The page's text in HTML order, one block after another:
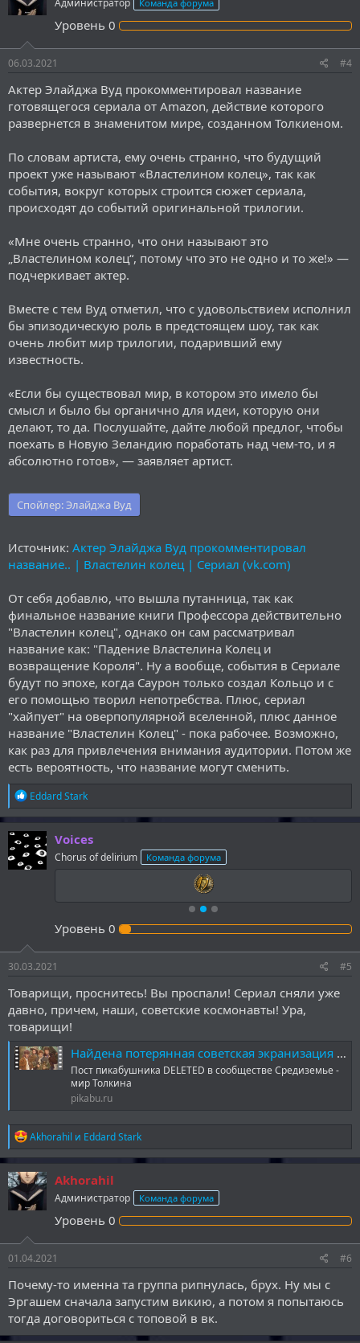
и
и
Администратор Команда форума
Уровень 0
06.03.2021 #4
Актер Элайджа Вуд прокомментировал название
готовящегося сериала от Amazon, действие которого
развернется в знаменитом мире, созданном Толкиеном.
По словам артиста, ему очень странно, что будущий
проект уже называют «Властелином колец», так как
события, вокруг которых строится сюжет сериала,
происходят до событий оригинальной трилогии.
«Мне очень странно, что они называют это
„Властелином колец“, потому что это не одно и то же!» —
подчеркивает актер.
Вместе с тем Вуд отметил, что с удовольствием исполнил
бы эпизодическую роль в предстоящем шоу, так как
очень любит мир трилогии, подаривший ему
известность.
«Если бы существовал мир, в котором это имело бы
смысл и было бы органично для идеи, которую они
делают, то да. Послушайте, дайте любой предлог, чтобы
поехать в Новую Зеландию поработать над чем-то, и я
абсолютно готов», — заявляет артист.
Спойлер:Элайджа Вуд
Источник: Актер Элайджа Вуд прокомментировал
название.. | Властелин колец | Сериал (vk.com)
От себя добавлю, что вышла путанница, так как
финальное название книги Профессора действительно
"Властелин колец", однако он сам рассматривал
название как: "Падение Властелина Колец и
возвращение Короля". Ну а вообще, события в Сериале
будут по эпохе, когда Саурон только создал Кольцо и с
его помощью творил непотребства. Плюс, сериал
"хайпует" на оверпопулярной вселенной, плюс данное
название "Властелин Колец" - пока рабочее. Возможно,
как раз для привлечения внимания аудитории. Потом же
есть вероятность, что название могут сменить.
Р
е
а
к
ц
и
и
Eddard Stark
Voices
Chorus of delirium Команда форума
Уровень 0
30.03.2021 #5
Товарищи, проснитесь! Вы проспали! Сериал сняли уже
давно, причем, наши, советские космонавты! Ура,
товарищи!
Найдена потерянная советская экранизация «Властелина колец»
Пост пикабушника DELETED в сообществе Средиземье -
мир Толкина
pikabu.ru
Р
е
а
к
ц
и
и
Akhorahil и Eddard Stark
Akhorahil
Администратор Команда форума
Уровень 0
01.04.2021 #6
Почему-то именна та группа рипнулась, брух. Ну мы с
Эргашем сначала запустим викию, а потом я попытаюсь
тогда договориться с топовой в вк.